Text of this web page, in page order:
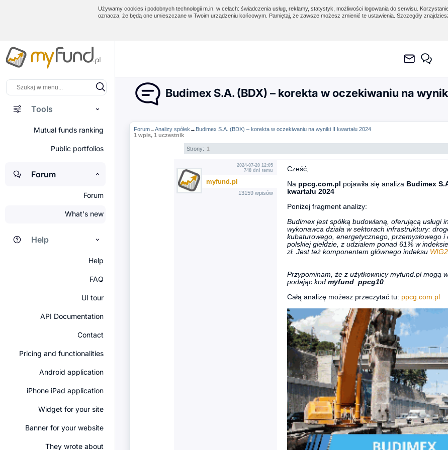
Używamy cookies i podobnych technologii m.in. w celach: świadczenia usług, reklamy, statystyk, możliwości logowania do serwisu.
oznacza, że będą one umieszczane w Twoim urządzeniu końcowym. Pamiętaj, że zawsze możesz zmienić te ustawienia. Szczegóły
Tools
Mutual funds ranking
Public portfolios
Forum
Forum
What's new
Help
Help
FAQ
UI tour
API Documentation
Contact
Pricing and functionalities
Android application
iPhone iPad application
Widget for your site
Banner for your website
They wrote about
Budimex S.A. (BDX) – korekta w oczekiwaniu na
Forum→Analizy spółek → Budimex S.A. (BDX) – korekta w oczekiwaniu na wyniki II kwartału 2024
1 wpis, 1 uczestnik
Strony: 1
2024-07-20 12:05
748 dni temu
myfund.pl
13159 wpisów
Cześć,
Na ppcg.com.pl pojawiła się analiza Budimex
kwartału 2024
Poniżej fragment analizy:
Budimex jest spółką budowlaną, oferującą usługi
wykonawca działa w sektorach infrastruktury:
kubaturowego, energetycznego, przemysłowego
polskiej giełdzie, z udziałem ponad 61% w
zł. Jest też komponentem głównego indeksu
Przypominam, że z użytkownicy myfund.pl mogą
podając kod myfund_ppcg10.
Całą analizę możesz przeczytać tu: ppcg.com.pl